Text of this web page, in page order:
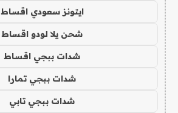
ايتونز سعودي اقساط
شحن يلا لودو اقساط
شدات ببجي اقساط
شدات ببجي تمارا
شدات ببجي تابي